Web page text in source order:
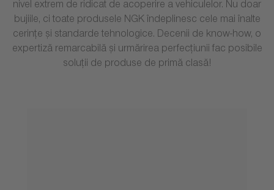
nivel extrem de ridicat de acoperire a vehiculelor. Nu doar
bujiile, ci toate produsele NGK îndeplinesc cele mai înalte
cerințe și standarde tehnologice. Decenii de know-how, o
expertiză remarcabilă și urmărirea perfecțiunii fac posibile
soluții de produse de primă clasă!